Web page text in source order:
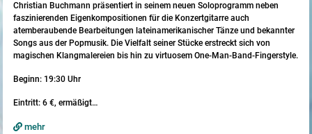
Christian Buchmann präsentiert in seinem neuen Soloprogramm neben
faszinierenden Eigen­kompo­sitionen für die Konzertgitarre auch
atemberaubende Bearbeitungen lateiname­rikani­scher Tänze und bekannter
Songs aus der Popmusik. Die Vielfalt seiner Stücke er­streckt sich von
magischen Klangma­lereien bis hin zu virtuosem One-Man-Band-Fingerstyle.
Beginn: 19:30 Uhr
Eintritt: 6 €, ermäßigt…
mehr